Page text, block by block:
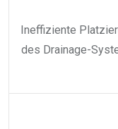
Ineffiziente
des Drainage-